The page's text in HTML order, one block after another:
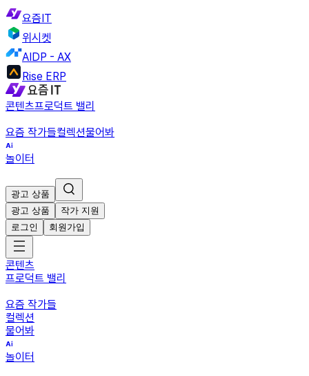
요즘IT
위시켓
AIDP - AX
Rise ERP
콘텐츠프로덕트 밸리
요즘 작가들컬렉션물어봐
놀이터
광고 상품
광고 상품
작가 지원
로그인
회원가입
콘텐츠
프로덕트 밸리
요즘 작가들
컬렉션
물어봐
놀이터